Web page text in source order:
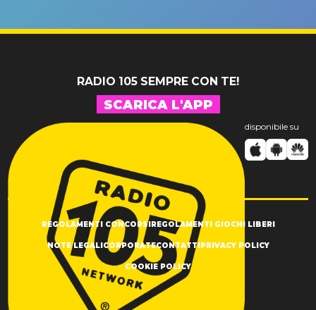
RADIO 105 SEMPRE CON TE!
SCARICA L'APP
disponibile su
REGOLAMENTI CONCORSI REGOLAMENTI GIOCHI LIBERI
NOTE LEGALI CORPORATECONTATTI PRIVACY POLICY
COOKIE POLICY